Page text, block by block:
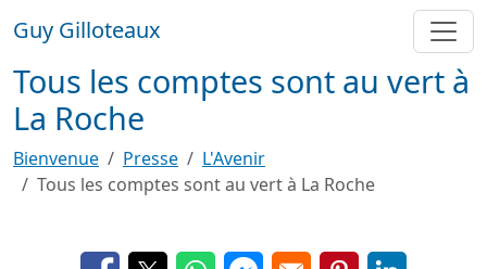
Guy Gilloteaux
Tous les comptes sont au vert à
La Roche
Bienvenue Presse
L'Avenir
Tous les comptes sont au vert à La Roche